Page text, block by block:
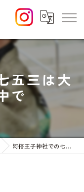
五三は大
で
阿倍王子神社での七五三は大阪のど真ん中で